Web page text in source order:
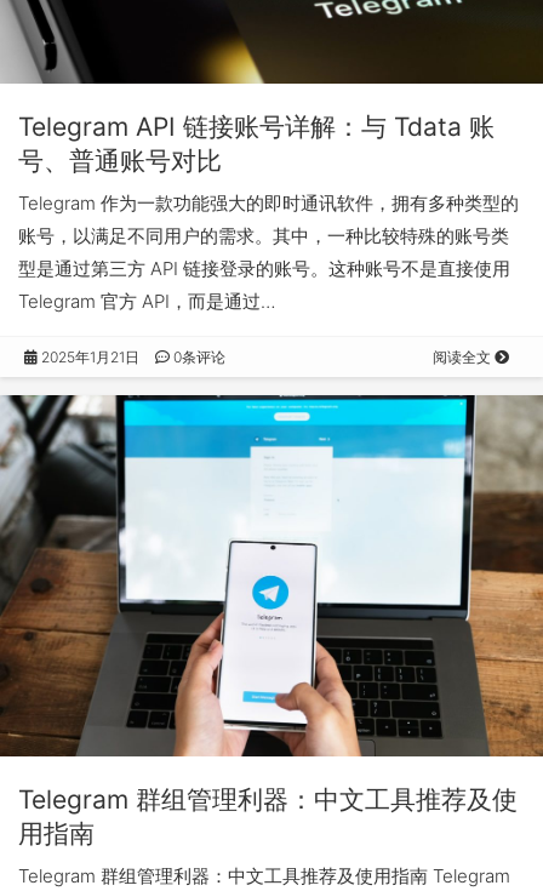
Telegram API 链接账号详解：与 Tdata 账
号、普通账号对比
Telegram 作为一款功能强大的即时通讯软件，拥有多种类型的
账号，以满足不同用户的需求。其中，一种比较特殊的账号类
型是通过第三方 API 链接登录的账号。这种账号不是直接使用
Telegram 官方 API，而是通过…
2025年1月21日 0条评论 阅读全文
Telegram 群组管理利器：中文工具推荐及使
用指南
Telegram 群组管理利器：中文工具推荐及使用指南 Telegram